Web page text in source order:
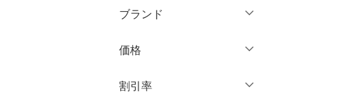
スカート
オールインワン・オーバ
バッグ
M
XL
ブランド
価格
割引率